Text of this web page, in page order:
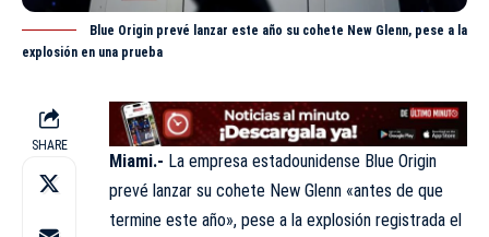
Blue Origin prevé lanzar este año su cohete New Glenn, pese a la
explosión en una prueba
SHARE
Miami.- La empresa estadounidense Blue Origin
prevé lanzar su cohete New Glenn «antes de que
termine este año», pese a la explosión registrada el